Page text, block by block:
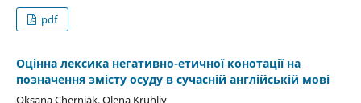
pdf
Оцінна лексика негативно-етичної конотації на
позначення змісту осуду в сучасній англійській мові
Oksana Cherniak, Olena Kruhliy